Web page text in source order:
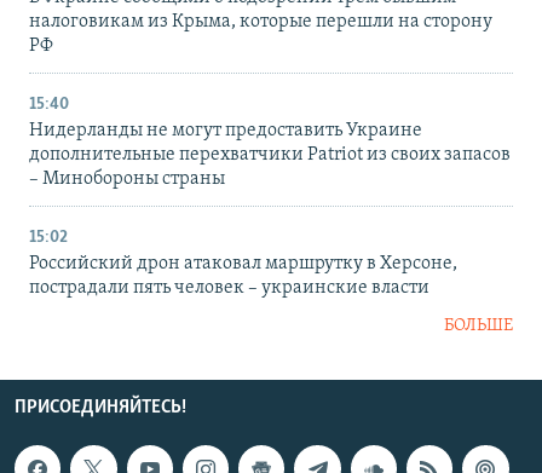
налоговикам из Крыма, которые перешли на сторону
РФ
15:40
Нидерланды не могут предоставить Украине
дополнительные перехватчики Patriot из своих запасов
– Минобороны страны
15:02
Российский дрон атаковал маршрутку в Херсоне,
пострадали пять человек – украинские власти
БОЛЬШЕ
ПРИСОЕДИНЯЙТЕСЬ!